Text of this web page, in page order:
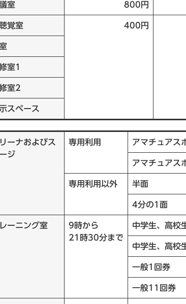
室 800円
覚室 400円
室1
室2
スペース
ーナおよびス
ジ
専用利用 アマチュアス
アマチュアス
専用利用以外 半面
4分の1面
レーニング室
9時から
21時30分まで
中学生、高校
中学生、高校
一般1回券
一般11回券